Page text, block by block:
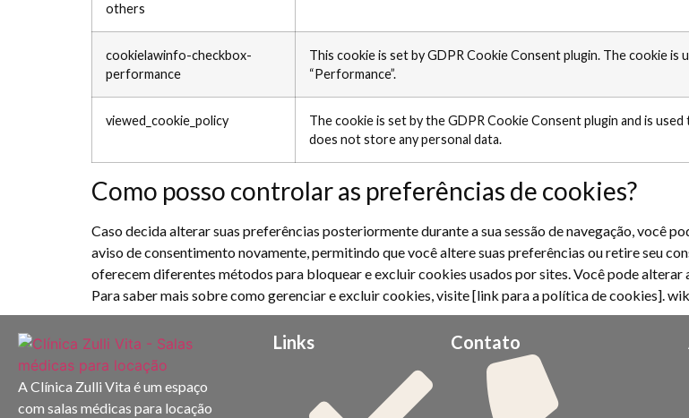
others
cookielawinfo-checkbox-
performance
This cookie is set by GDPR Cookie Consent plugin. The cookie
“Performance”.
viewed_cookie_policy
The cookie is set by the GDPR Cookie Consent plugin and is
does not store any personal data.
Como posso controlar as preferências de cookies?
Caso decida alterar suas preferências posteriormente durante a sua sessão de navegação, você
aviso de consentimento novamente, permitindo que você altere suas preferências ou retire seu
oferecem diferentes métodos para bloquear e excluir cookies usados ​​por sites. Você pode
Para saber mais sobre como gerenciar e excluir cookies, visite [link para a política de cookies].
A Clínica Zulli Vita é um espaço
com salas médicas para locação
Links Contato